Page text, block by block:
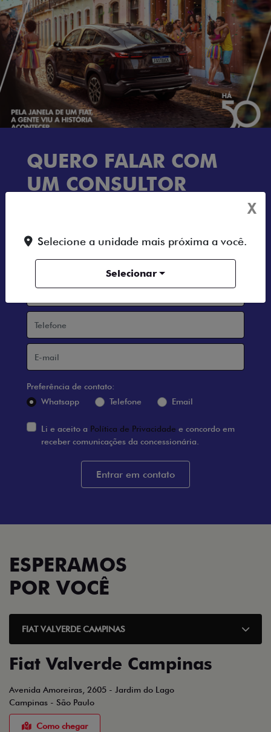
QUERO FALAR COM
UM CONSULTOR
Preferência de contato:
Whatsapp
Telefone Email
Li e aceito a Política de Privacidade e concordo em
receber comunicações da concessionária.
Entrar em contato
ESPERAMOS
POR VOCÊ
FIAT VALVERDE CAMPINAS
Fiat Valverde Campinas
Avenida Amoreiras, 2605 - Jardim do Lago
Campinas - São Paulo
Como chegar
X
Selecione a unidade mais próxima a você.
Selecionar